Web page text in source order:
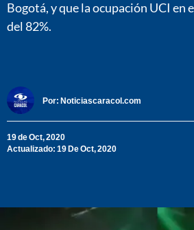
Bogotá, y que la ocupación UCI en
del 82%.
Por: Noticiascaracol.com
19 de Oct, 2020
Actualizado: 19 De Oct, 2020